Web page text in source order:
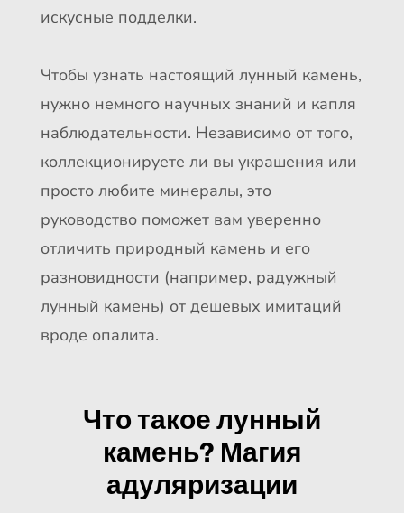
искусные подделки.
Чтобы узнать настоящий лунный камень,
нужно немного научных знаний и капля
наблюдательности. Независимо от того,
коллекционируете ли вы украшения или
просто любите минералы, это
руководство поможет вам уверенно
отличить природный камень и его
разновидности (например, радужный
лунный камень) от дешевых имитаций
вроде опалита.
Что такое лунный
камень? Магия
адуляризации